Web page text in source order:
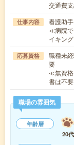
交通費
仕事内容
看護助手
≪病院で
イキン
応募資格
職種未
要
≪無資
書は不
職場の雰囲気
年齢層
20代